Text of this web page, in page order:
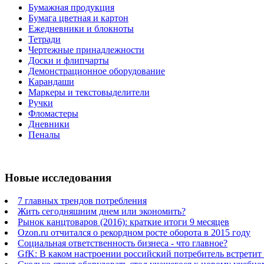
Бумажная продукция
Бумага цветная и картон
Ежедневники и блокноты
Тетради
Чертежные принадлежности
Доски и флипчарты
Демонстрационное оборудование
Карандаши
Маркеры и текстовыделители
Ручки
Фломастеры
Дневники
Пеналы
Новые исследования
7 главных трендов потребления
Жить сегодняшним днем или экономить?
Рынок канцтоваров (2016): краткие итоги 9 месяцев
Ozon.ru отчитался о рекордном росте оборота в 2015 году
Социальная ответственность бизнеса - что главное?
GfK: В каком настроении российский потребитель